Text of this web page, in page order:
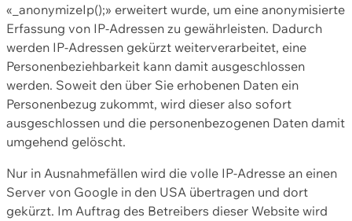
«_anonymizeIp();» erweitert wurde, um eine anonymisierte
Erfassung von IP-Adressen zu gewährleisten. Dadurch
werden IP-Adressen gekürzt weiterverarbeitet, eine
Personenbeziehbarkeit kann damit ausgeschlossen
werden. Soweit den über Sie erhobenen Daten ein
Personenbezug zukommt, wird dieser also sofort
ausgeschlossen und die personenbezogenen Daten damit
umgehend gelöscht.
Nur in Ausnahmefällen wird die volle IP-Adresse an einen
Server von Google in den USA übertragen und dort
gekürzt. Im Auftrag des Betreibers dieser Website wird